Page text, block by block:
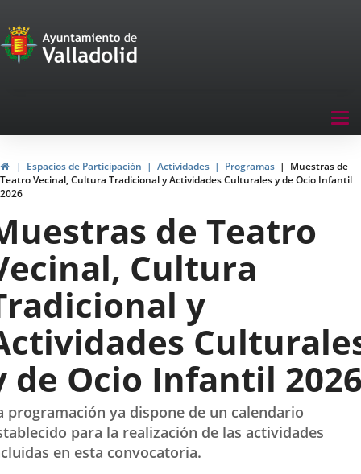
Portal
de
navegación
InicioEspacios de Participación Actividades Programas
Muestras de
Teatro Vecinal, Cultura Tradicional y Actividades Culturales y de Ocio Infantil
2026
de Teatro
Cultura
y
de Ocio Infantil
programación ya dispone de un calendario
para la realización de las actividades
en esta convocatoria.